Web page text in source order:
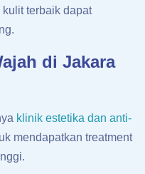
terbaik dapat
di Jakara
klinik estetika dan anti-
mendapatkan treatment